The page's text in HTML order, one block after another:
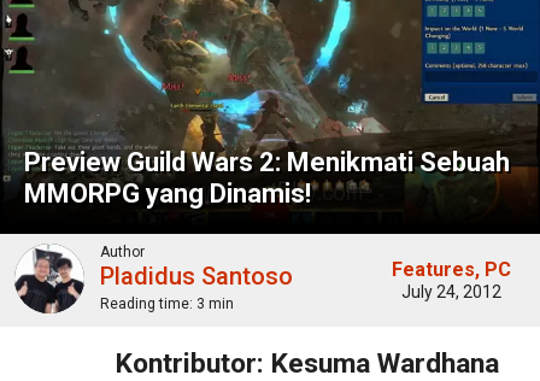
Preview Guild Wars 2: Menikmati Sebuah
MMORPG yang Dinamis!
Author
Pladidus Santoso
Reading time: 3 min
Features PC
July 24, 2012
Kontributor: Kesuma Wardhana